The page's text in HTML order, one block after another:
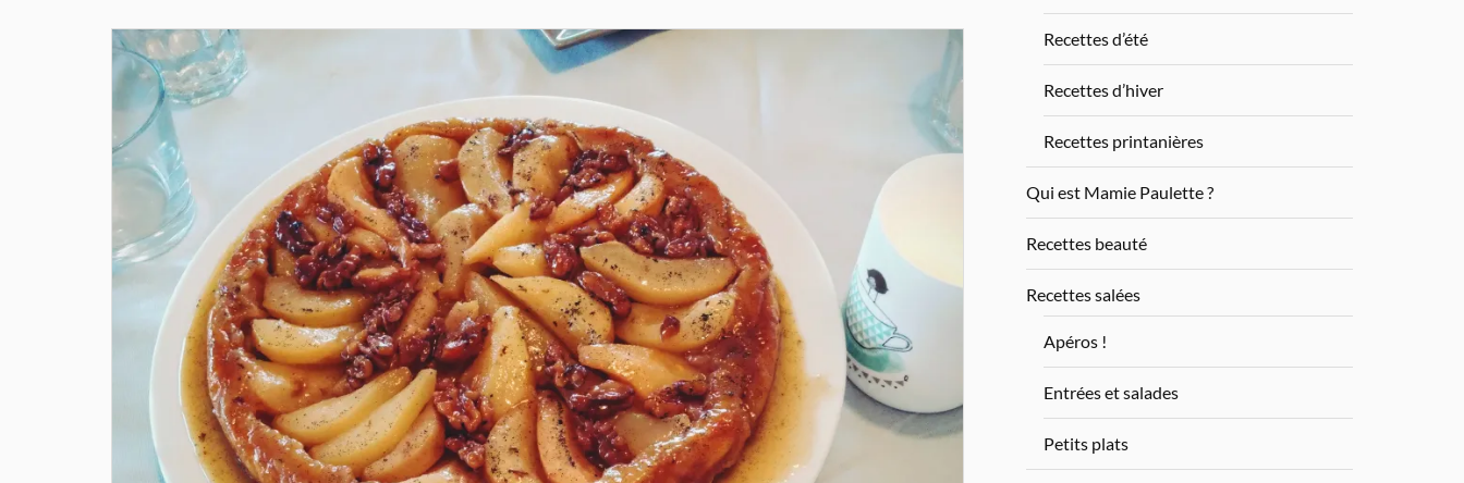
Recettes d’été
Recettes d’hiver
Recettes printanières
Qui est Mamie Paulette ?
Recettes beauté
Recettes salées
Apéros !
Entrées et salades
Petits plats